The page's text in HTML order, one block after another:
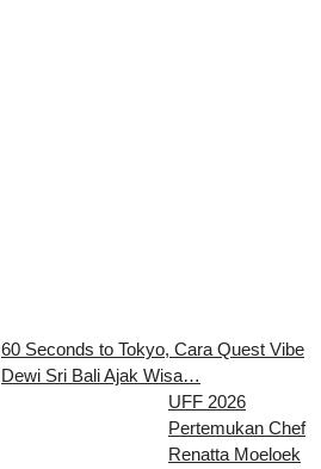
60 Seconds to Tokyo, Cara Quest Vibe
Dewi Sri Bali Ajak Wisa…
UFF 2026
Pertemukan Chef
Renatta Moeloek